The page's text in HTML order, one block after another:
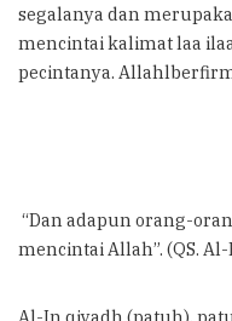
segalanya dan
mencintai kalimat laa
pecintanya.
“Dan adapun orang-
mencintai Allah”. (QS.